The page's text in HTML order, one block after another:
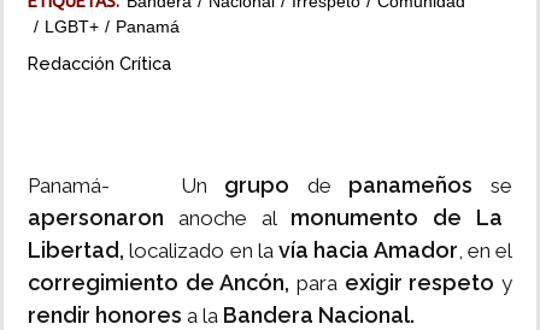
LGBT+
Panamá
Redacción Crítica
Panamá- Un grupo de panameños se
apersonaron anoche al monumento de La
Libertad, localizado en la vía hacia Amador, en el
corregimiento de Ancón, para exigir respeto y
rendir honores a la Bandera Nacional.